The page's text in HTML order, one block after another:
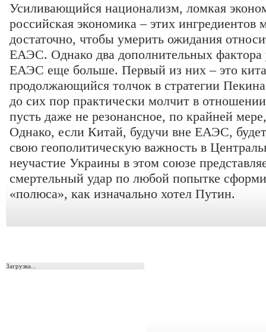
Усиливающийся национализм, ломкая
российская экономика – этих ингредиентов
достаточно, чтобы умерить ожидания
ЕАЭС. Однако два дополнительных фактора
ЕАЭС еще больше. Первый из них – это
продолжающийся толчок в стратегии
до сих пор практически молчит в
пусть даже не резонансное, по крайней
Однако, если Китай, будучи вне ЕАЭС,
свою геополитическую важность в
неучастие Украины в этом союзе
смертельный удар по любой попытке
«полюса», как изначально хотел Путин.
Загрузка...